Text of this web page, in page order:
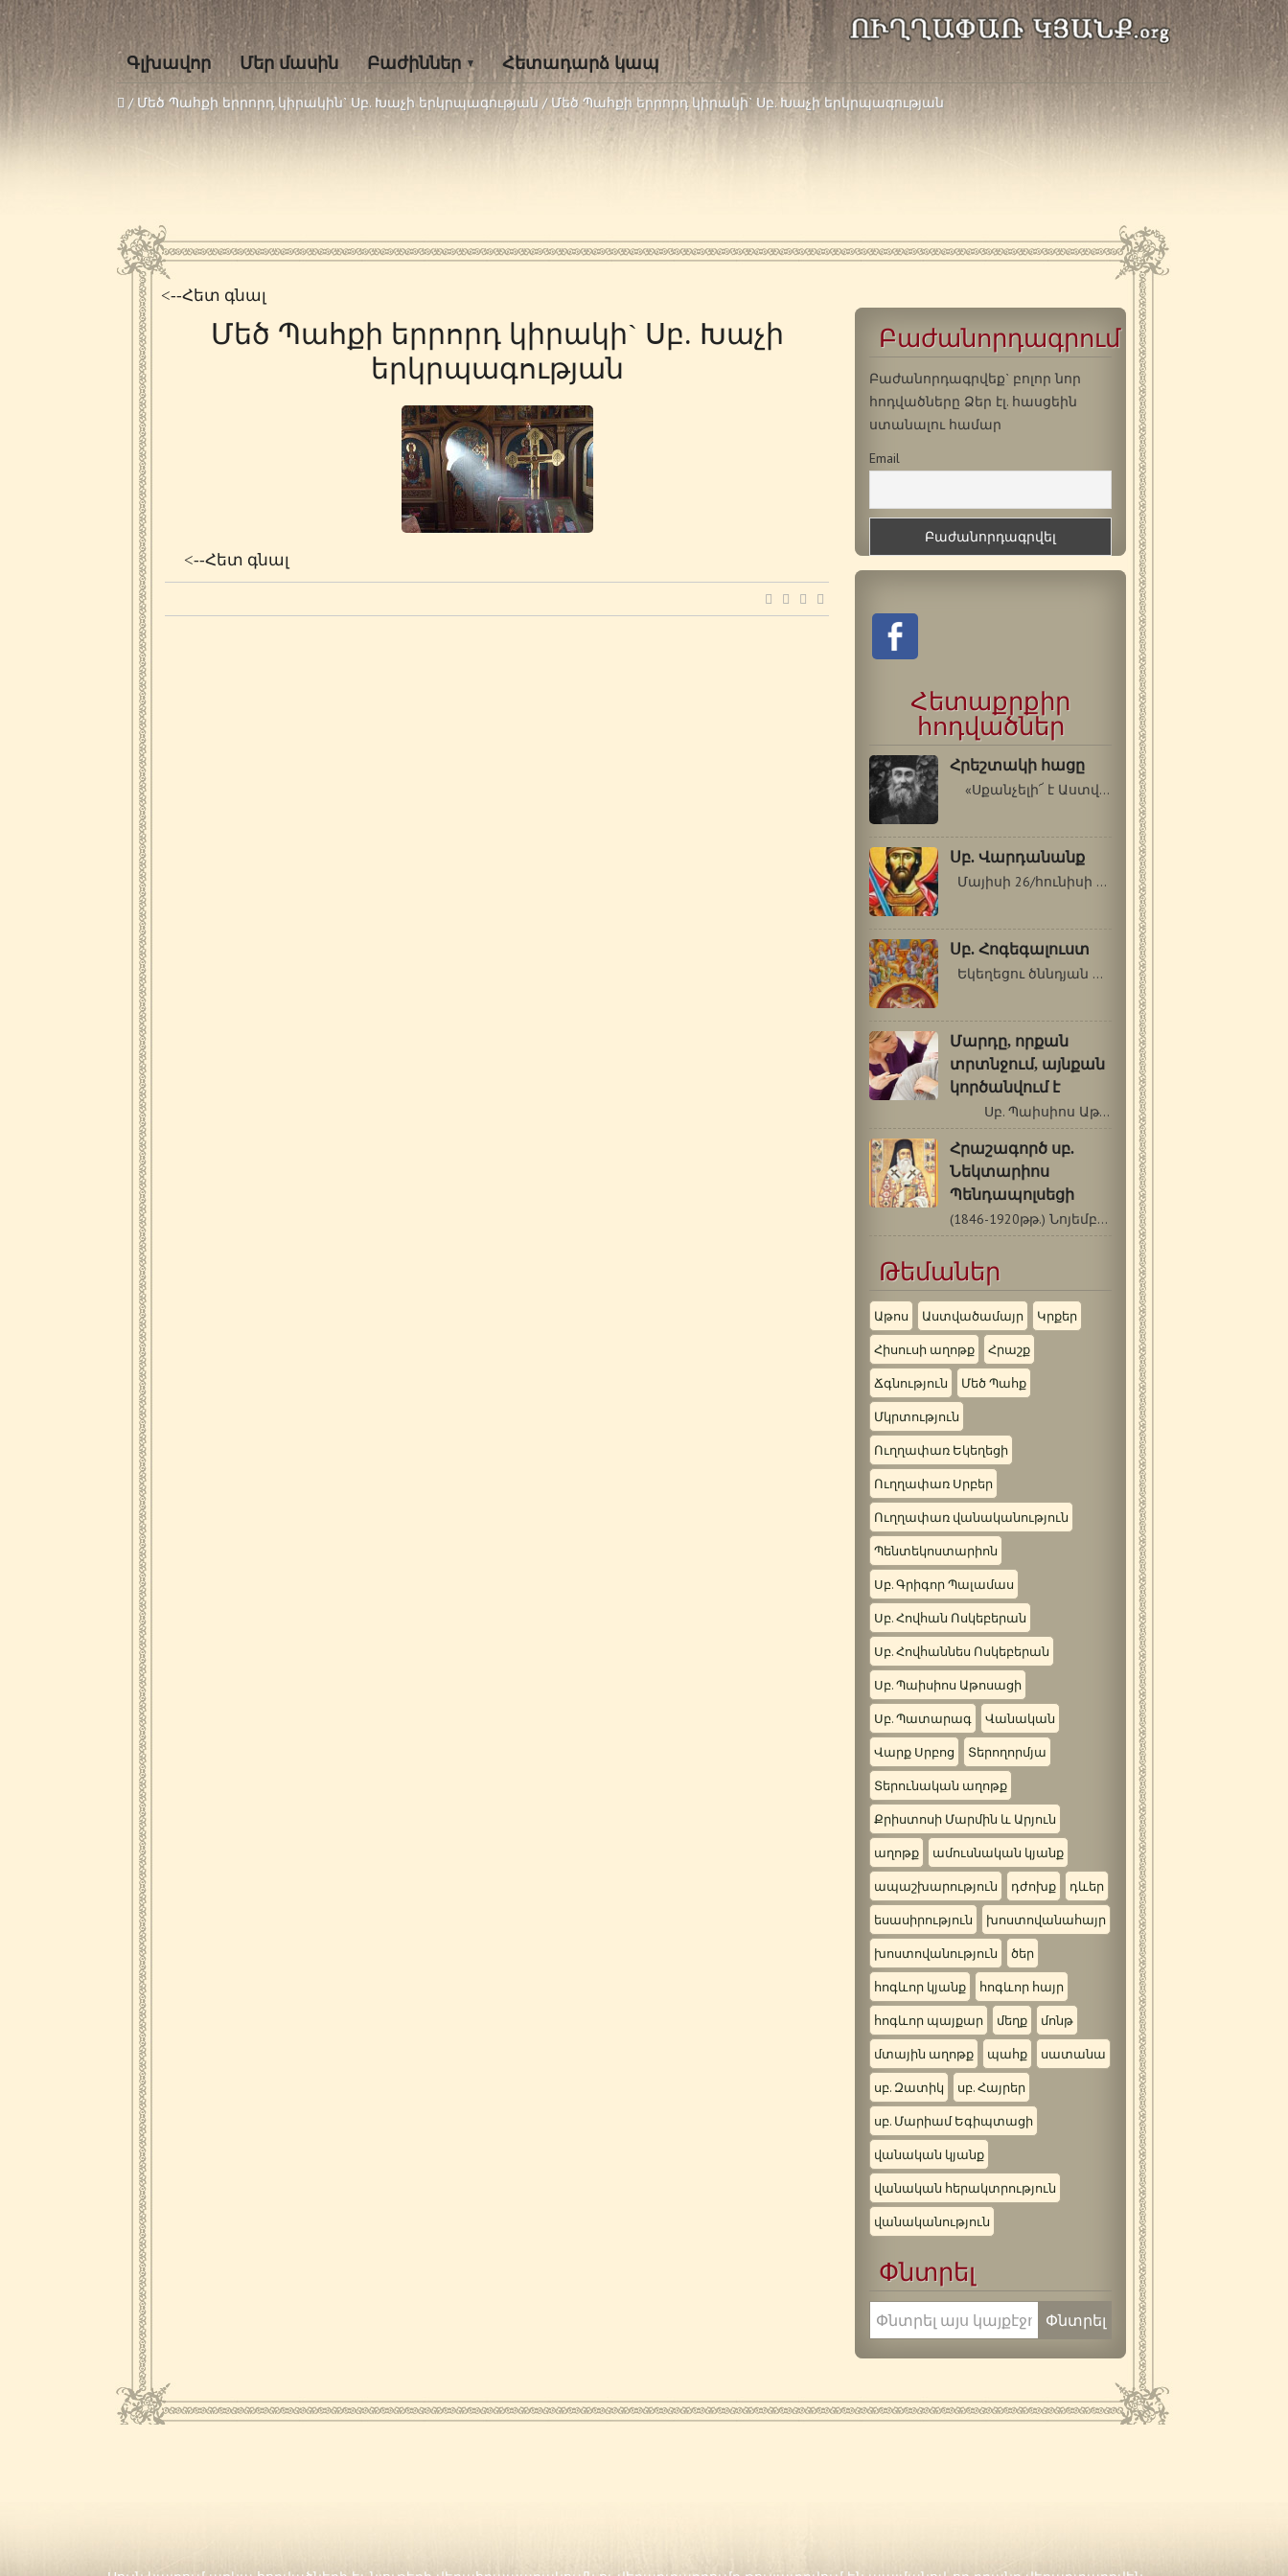
Գլխավոր Մեր մասին Բաժիններ Հետադարձ կապ
/ Մեծ Պահքի երրորդ կիրակին` Սբ. Խաչի երկրպագության /Մեծ Պահքի երրորդ կիրակի` Սբ. Խաչի երկրպագության
<--Հետ գնալ
Մեծ Պահքի երրորդ կիրակի` Սբ. Խաչի
երկրպագության
<--Հետ գնալ
Բաժանորդագրում
Բաժանորդագրվեք` բոլոր նոր
հոդվածները Ձեր էլ. հասցեին
ստանալու համար
Email
Հետաքրքիր
հոդվածներ
Հրեշտակի հացը
«Սքանչելի՜ է Աստված իր սրբերի…
Սբ. Վարդանանք
Մայիսի 26/հունիսի 8 Սբ. մեծ վկա Վարդանը…
Սբ. Հոգեգալուստ
Եկեղեցու ծննդյան օրը Ընթերցումներ.…
Մարդը, որքան
տրտնջում, այնքան
կործանվում է
Սբ. Պաիսիոս Աթոսացի (1924-1994թթ.)…
Հրաշագործ սբ.
Նեկտարիոս
Պենդապոլսեցի
(1846-1920թթ.) Նոյեմբերի 9/22 Սբ. Նեկտարիոսը…
Թեմաներ
Աթոս Աստվածամայր Կրքեր
Հիսուսի աղոթք Հրաշք
Ճգնություն Մեծ Պահք
Մկրտություն
Ուղղափառ Եկեղեցի
Ուղղափառ Սրբեր
Ուղղափառ վանականություն
Պենտեկոստարիոն
Սբ. Գրիգոր Պալամաս
Սբ. Հովհան Ոսկեբերան
Սբ. Հովհաննես Ոսկեբերան
Սբ. Պաիսիոս Աթոսացի
Սբ. Պատարագ Վանական
Վարք Սրբոց Տերողորմյա
Տերունական աղոթք
Քրիստոսի Մարմին և Արյուն
աղոթք ամուսնական կյանք
ապաշխարություն դժոխք դևեր
եսասիրություն խոստովանահայր
խոստովանություն ծեր
հոգևոր կյանք հոգևոր հայր
հոգևոր պայքար մեղք մոնթ
մտային աղոթք պահք սատանա
սբ. Զատիկ սբ. Հայրեր
սբ. Մարիամ Եգիպտացի
վանական կյանք
վանական հերակտրություն
վանականություն
Փնտրել